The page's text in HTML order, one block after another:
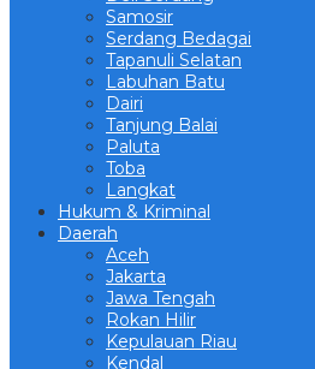
Samosir
Serdang Bedagai
Tapanuli Selatan
Labuhan Batu
Dairi
Tanjung Balai
Paluta
Toba
Langkat
Hukum & Kriminal
Daerah
Aceh
Jakarta
Jawa Tengah
Rokan Hilir
Kepulauan Riau
Kendal